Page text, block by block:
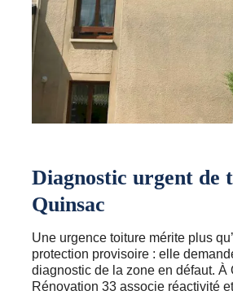
Diagnostic urgent de
Quinsac
Une urgence toiture mérite plus
protection provisoire : elle
diagnostic de la zone en défaut. À
Rénovation 33 associe réactivité